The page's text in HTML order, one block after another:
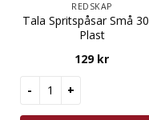
REDSKAP
Tala Spritspåsar Små
Plast
129 kr
Tala Spritspåsar Små